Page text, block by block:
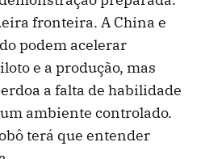
fronteira. A China e
podem acelerar
e a produção, mas
a falta de habilidade
ambiente controlado.
terá que entender